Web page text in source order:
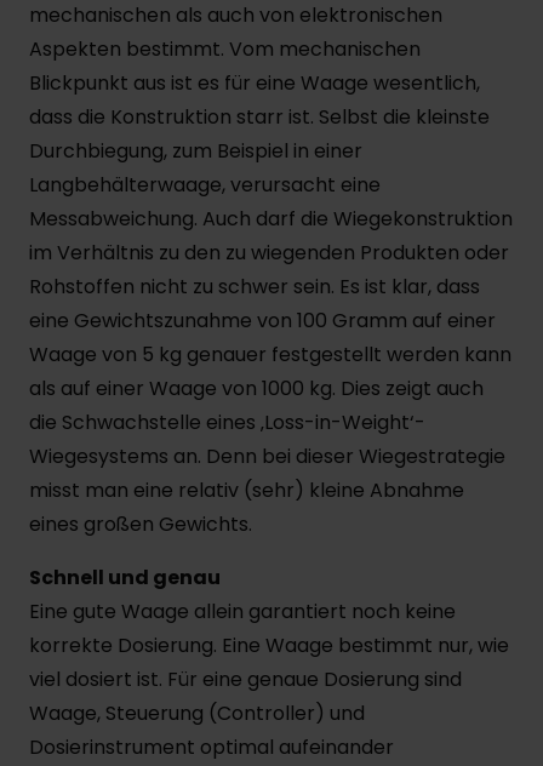
mechanischen als auch von elektronischen
Aspekten bestimmt. Vom mechanischen
Blickpunkt aus ist es für eine Waage wesentlich,
dass die Konstruktion starr ist. Selbst die kleinste
Durchbiegung, zum Beispiel in einer
Langbehälterwaage, verursacht eine
Messabweichung. Auch darf die Wiegekonstruktion
im Verhältnis zu den zu wiegenden Produkten oder
Rohstoffen nicht zu schwer sein. Es ist klar, dass
eine Gewichtszunahme von 100 Gramm auf einer
Waage von 5 kg genauer festgestellt werden kann
als auf einer Waage von 1000 kg. Dies zeigt auch
die Schwachstelle eines ‚Loss-in-Weight‘-
Wiegesystems an. Denn bei dieser Wiegestrategie
misst man eine relativ (sehr) kleine Abnahme
eines großen Gewichts.
Schnell und genau
Eine gute Waage allein garantiert noch keine
korrekte Dosierung. Eine Waage bestimmt nur, wie
viel dosiert ist. Für eine genaue Dosierung sind
Waage, Steuerung (Controller) und
Dosierinstrument optimal aufeinander